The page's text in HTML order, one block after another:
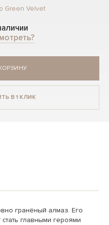
Green Velvet
В 1 КЛИК
гранёный алмаз. Его
главными героями